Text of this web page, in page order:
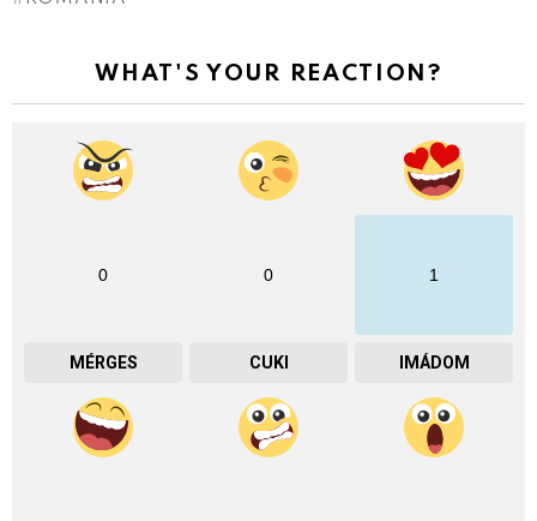
WHAT'S YOUR REACTION?
0
MÉRGES
0
CUKI
1
IMÁDOM